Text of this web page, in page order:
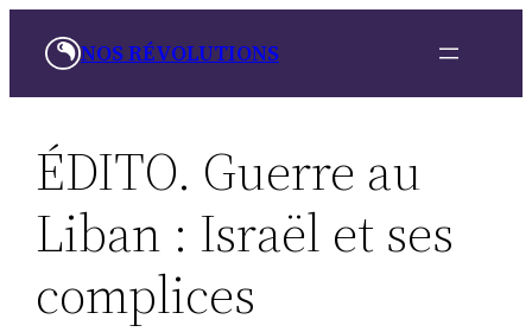
NOS RÉVOLUTIONS
ÉDITO. Guerre au
Liban : Israël et ses
complices